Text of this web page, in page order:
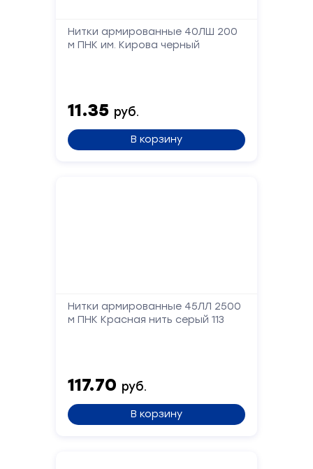
Нитки армированные 40ЛШ 200
м ПНК им. Кирова черный
11.35 руб.
В корзину
Нитки армированные 45ЛЛ 2500
м ПНК Красная нить серый 113
117.70 руб.
В корзину
Форма
форму,
и